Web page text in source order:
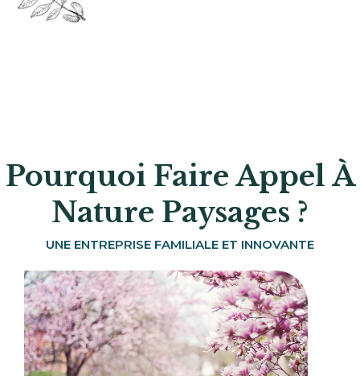
Pourquoi Faire Appel À
Nature Paysages ?
UNE ENTREPRISE FAMILIALE ET INNOVANTE